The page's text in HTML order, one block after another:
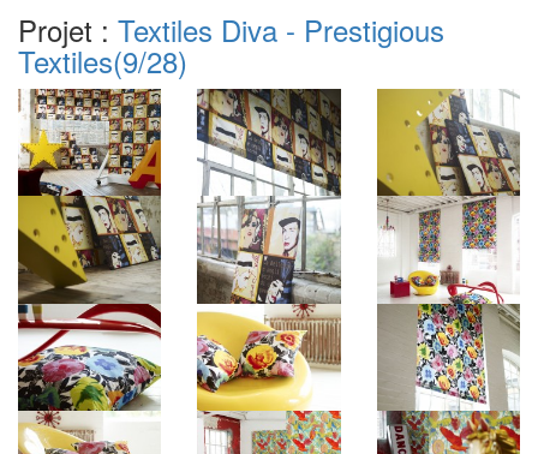
Projet : Textiles Diva - Prestigious
Textiles(9/28)